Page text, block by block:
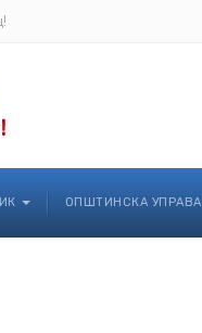
ОПШТИНСКА УПРАВА